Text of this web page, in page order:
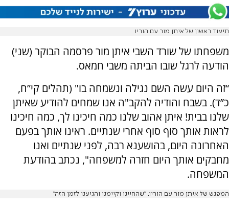
תיעוד ראשון של איתן מור עם הוריו
משפחתו של שורד השבי איתן מור פרסמה הבוקר (שני)
הודעה לרגל שובו הביתה משבי חמאס.
“זה היום עשה השם נגילה ונשמחה בו" (תהלים קי”ח,
כ”ד). בשבח והודיה להקב"ה אנו שמחים להודיע שאיתן
שלנו בבית! איתן אהוב שלנו כמה חיכינו לך, כמה חיכינו
לראות אותך סוף סוף אחרי שנתיים. ראינו אותך בפעם
האחרונה היום, בהושענא רבה, לפני שנתיים ואנו
מחבקים אותך היום חזרה למשפחה", נכתב בהודעת
המשפחה.
המפגש של איתן מור עם הוריו. "שהחיינו וקיימנו והגיענו לזמן הזה"